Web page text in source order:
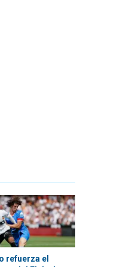
refuerza el